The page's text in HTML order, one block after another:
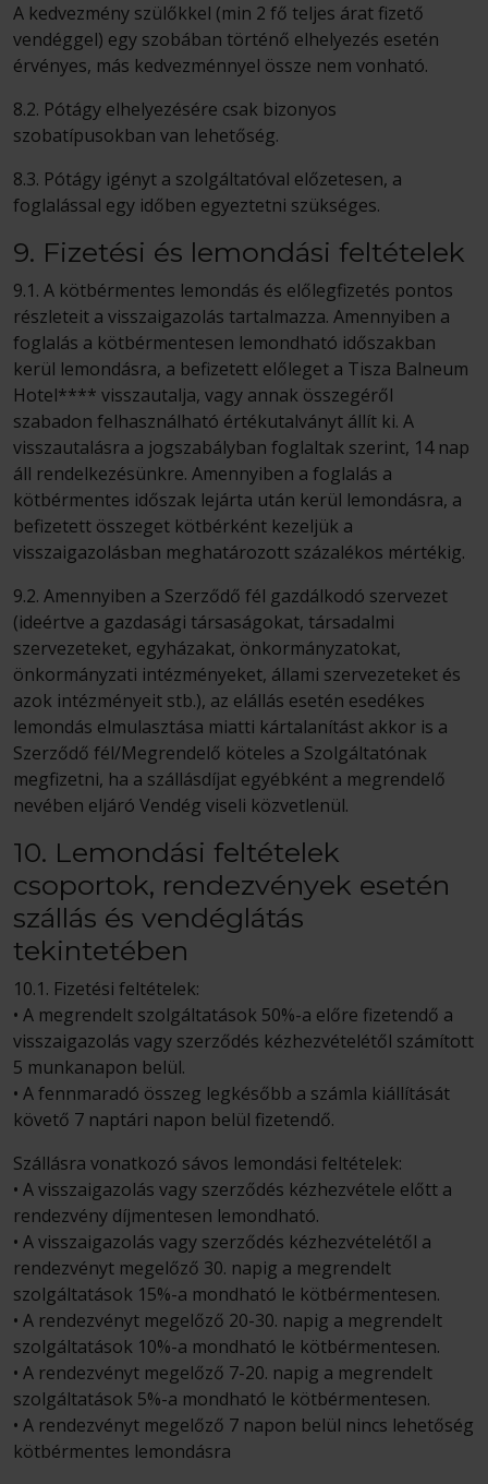
A kedvezmény szülőkkel (min 2 fő teljes árat fizető
vendéggel) egy szobában történő elhelyezés esetén
érvényes, más kedvezménnyel össze nem vonható.
8.2. Pótágy elhelyezésére csak bizonyos
szobatípusokban van lehetőség.
8.3. Pótágy igényt a szolgáltatóval előzetesen, a
foglalással egy időben egyeztetni szükséges.
9. Fizetési és lemondási feltételek
9.1. A kötbérmentes lemondás és előlegfizetés pontos
részleteit a visszaigazolás tartalmazza. Amennyiben a
foglalás a kötbérmentesen lemondható időszakban
kerül lemondásra, a befizetett előleget a Tisza Balneum
Hotel**** visszautalja, vagy annak összegéről
szabadon felhasználható értékutalványt állít ki. A
visszautalásra a jogszabályban foglaltak szerint, 14 nap
áll rendelkezésünkre. Amennyiben a foglalás a
kötbérmentes időszak lejárta után kerül lemondásra, a
befizetett összeget kötbérként kezeljük a
visszaigazolásban meghatározott százalékos mértékig.
9.2. Amennyiben a Szerződő fél gazdálkodó szervezet
(ideértve a gazdasági társaságokat, társadalmi
szervezeteket, egyházakat, önkormányzatokat,
önkormányzati intézményeket, állami szervezeteket és
azok intézményeit stb.), az elállás esetén esedékes
lemondás elmulasztása miatti kártalanítást akkor is a
Szerződő fél/Megrendelő köteles a Szolgáltatónak
megfizetni, ha a szállásdíjat egyébként a megrendelő
nevében eljáró Vendég viseli közvetlenül.
10. Lemondási feltételek
csoportok, rendezvények esetén
szállás és vendéglátás
tekintetében
10.1. Fizetési feltételek:
• A megrendelt szolgáltatások 50%-a előre fizetendő a
visszaigazolás vagy szerződés kézhezvételétől számított
5 munkanapon belül.
• A fennmaradó összeg legkésőbb a számla kiállítását
követő 7 naptári napon belül fizetendő.
Szállásra vonatkozó sávos lemondási feltételek:
• A visszaigazolás vagy szerződés kézhezvétele előtt a
rendezvény díjmentesen lemondható.
• A visszaigazolás vagy szerződés kézhezvételétől a
rendezvényt megelőző 30. napig a megrendelt
szolgáltatások 15%-a mondható le kötbérmentesen.
• A rendezvényt megelőző 20-30. napig a megrendelt
szolgáltatások 10%-a mondható le kötbérmentesen.
• A rendezvényt megelőző 7-20. napig a megrendelt
szolgáltatások 5%-a mondható le kötbérmentesen.
• A rendezvényt megelőző 7 napon belül nincs lehetőség
kötbérmentes lemondásra